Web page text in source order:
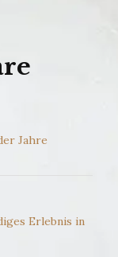
Jahre
Erlebnis in